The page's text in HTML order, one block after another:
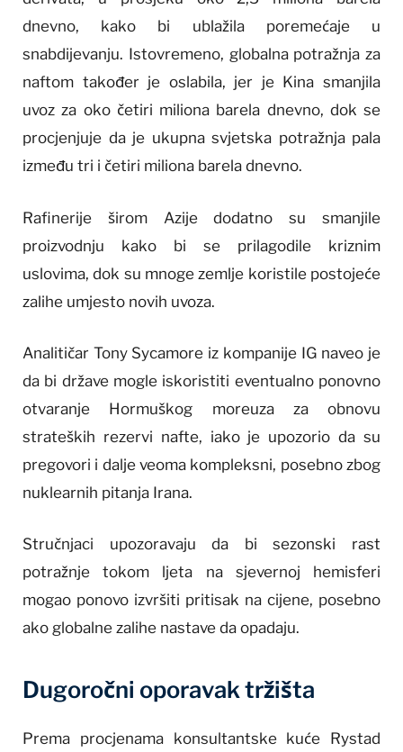
dnevno, kako bi ublažila poremećaje u
snabdijevanju. Istovremeno, globalna potražnja za
naftom također je oslabila, jer je Kina smanjila
uvoz za oko četiri miliona barela dnevno, dok se
procjenjuje da je ukupna svjetska potražnja pala
između tri i četiri miliona barela dnevno.
Rafinerije širom Azije dodatno su smanjile
proizvodnju kako bi se prilagodile kriznim
uslovima, dok su mnoge zemlje koristile postojeće
zalihe umjesto novih uvoza.
Analitičar Tony Sycamore iz kompanije IG naveo je
da bi države mogle iskoristiti eventualno ponovno
otvaranje Hormuškog moreuza za obnovu
strateških rezervi nafte, iako je upozorio da su
pregovori i dalje veoma kompleksni, posebno zbog
nuklearnih pitanja Irana.
Stručnjaci upozoravaju da bi sezonski rast
potražnje tokom ljeta na sjevernoj hemisferi
mogao ponovo izvršiti pritisak na cijene, posebno
ako globalne zalihe nastave da opadaju.
Dugoročni oporavak tržišta
Prema procjenama konsultantske kuće Rystad